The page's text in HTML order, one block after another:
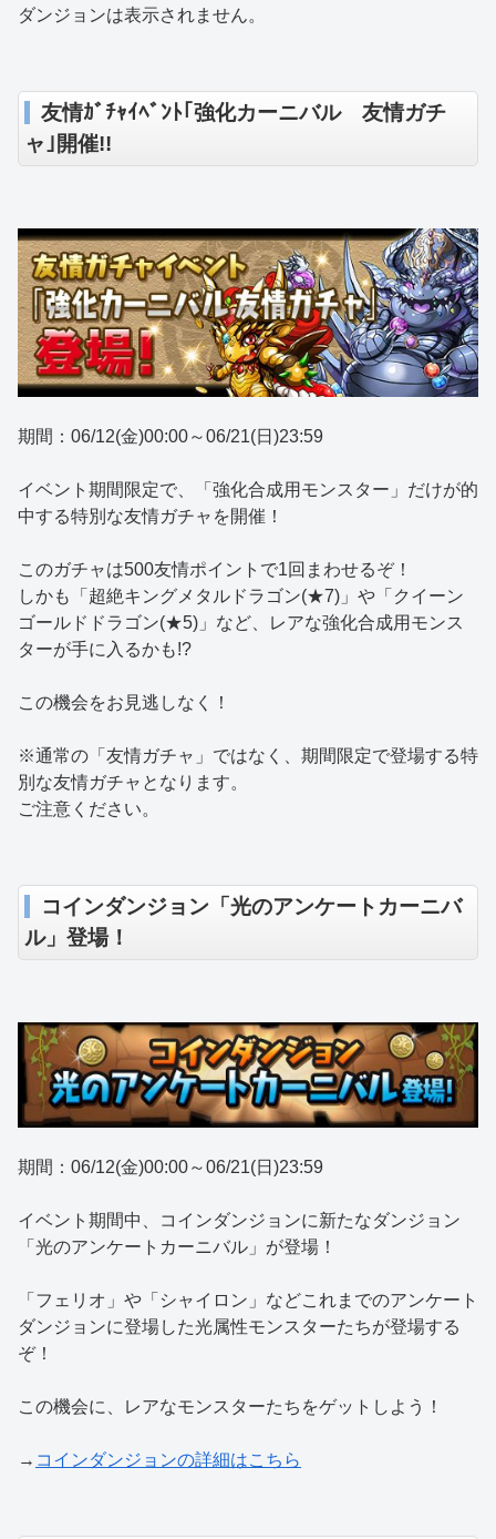
ダンジョンは表示されません。
友情ｶﾞﾁｬｲﾍﾞﾝﾄ｢強化カーニバル 友情ガチ
ャ｣開催!!
期間：06/12(金)00:00～06/21(日)23:59
イベント期間限定で、「強化合成用モンスター」だけが的
中する特別な友情ガチャを開催！
このガチャは500友情ポイントで1回まわせるぞ！
しかも「超絶キングメタルドラゴン(★7)」や「クイーン
ゴールドドラゴン(★5)」など、レアな強化合成用モンス
ターが手に入るかも!?
この機会をお見逃しなく！
※通常の「友情ガチャ」ではなく、期間限定で登場する特
別な友情ガチャとなります。
ご注意ください。
コインダンジョン「光のアンケートカーニバ
ル」登場！
期間：06/12(金)00:00～06/21(日)23:59
イベント期間中、コインダンジョンに新たなダンジョン
「光のアンケートカーニバル」が登場！
「フェリオ」や「シャイロン」などこれまでのアンケート
ダンジョンに登場した光属性モンスターたちが登場する
ぞ！
この機会に、レアなモンスターたちをゲットしよう！
→ コインダンジョンの詳細はこちら